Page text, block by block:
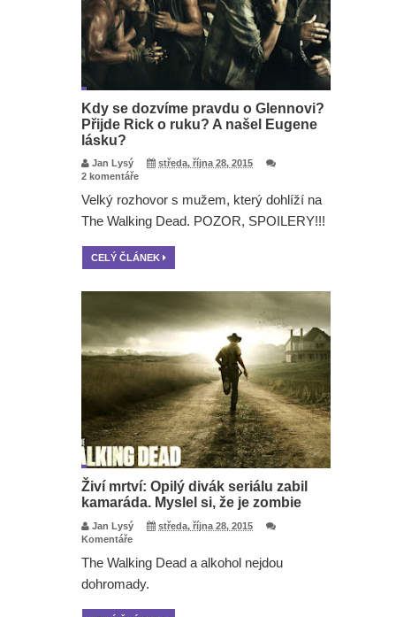
Kdy se dozvíme pravdu o Glennovi?
Přijde Rick o ruku? A našel Eugene
lásku?
Jan Lysý
středa, října 28, 2015
2 komentáře
Velký rozhovor s mužem, který dohlíží na
The Walking Dead. POZOR, SPOILERY!!!
CELÝ ČLÁNEK
Živí mrtví: Opilý divák seriálu zabil
kamaráda. Myslel si, že je zombie
Jan Lysý
středa, října 28, 2015
Komentáře
The Walking Dead a alkohol nejdou
dohromady.